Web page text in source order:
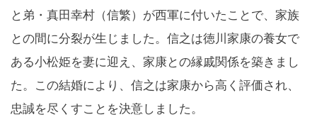
と弟・真田幸村（信繁）が西軍に付いたことで、家族
との間に分裂が生じました。信之は徳川家康の養女で
ある小松姫を妻に迎え、家康との縁戚関係を築きまし
た。この結婚により、信之は家康から高く評価され、
忠誠を尽くすことを決意しました。